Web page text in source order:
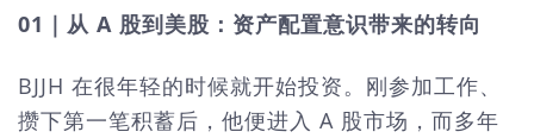
01｜从 A 股到美股：资产配置意识带来的转向
BJJH 在很年轻的时候就开始投资。刚参加工作、
攒下第一笔积蓄后，他便进入 A 股市场，而多年